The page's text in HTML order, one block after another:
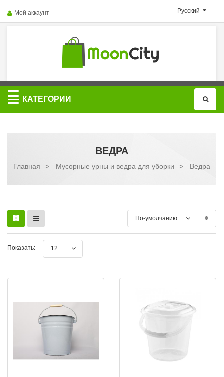
Русский
Мой аккаунт
Категории
КАТЕГОРИИ
ВЕДРА
Главная > Мусорные урны и ведра для уборки > Ведра
По-умолчанию
Показать: 12